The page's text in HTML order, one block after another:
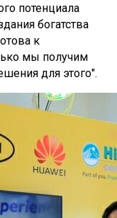
потенциала
богатства
к
мы получим
для этого".